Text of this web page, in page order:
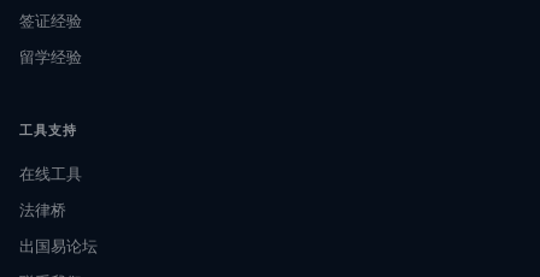
签证经验
留学经验
工具支持
在线工具
法律桥
出国易论坛